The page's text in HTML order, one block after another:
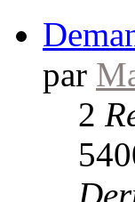
par
2